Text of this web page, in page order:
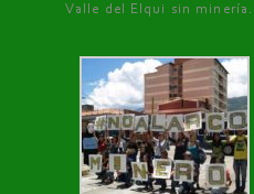
Valle del Elqui sin minería.